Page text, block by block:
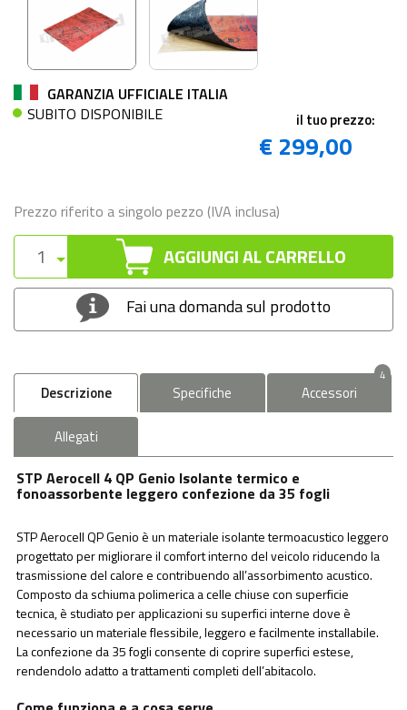
GARANZIA UFFICIALE ITALIA
SUBITO DISPONIBILE
il tuo prezzo:
€ 299,00
Prezzo riferito a singolo pezzo (IVA inclusa)
AGGIUNGI AL CARRELLO
Fai una domanda sul prodotto
Descrizione Specifiche Accessori
4
Allegati
STP Aerocell 4 QP Genio Isolante termico e
fonoassorbente leggero confezione da 35 fogli
STP Aerocell QP Genio è un materiale isolante termoacustico leggero
progettato per migliorare il comfort interno del veicolo riducendo la
trasmissione del calore e contribuendo all’assorbimento acustico.
Composto da schiuma polimerica a celle chiuse con superficie
tecnica, è studiato per applicazioni su superfici interne dove è
necessario un materiale flessibile, leggero e facilmente installabile.
La confezione da 35 fogli consente di coprire superfici estese,
rendendolo adatto a trattamenti completi dell’abitacolo.